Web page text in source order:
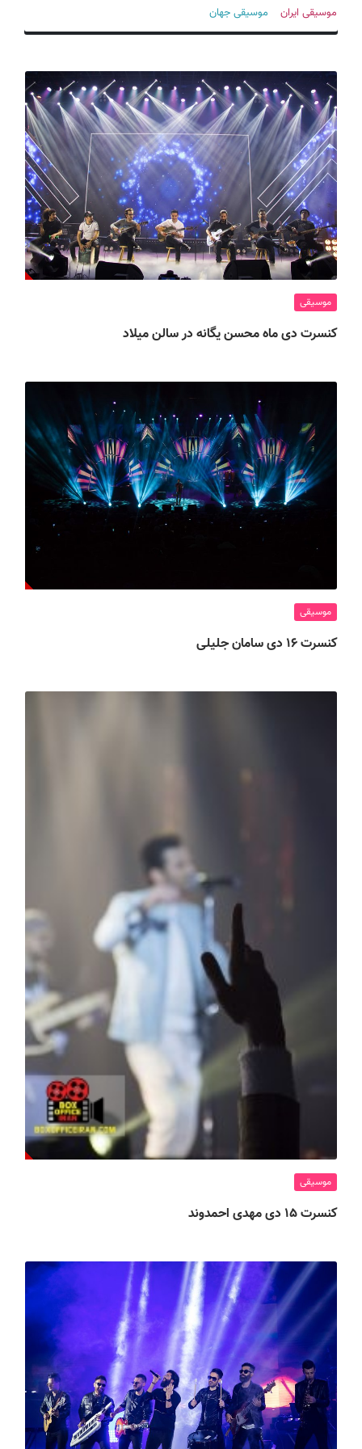
ف
ی
ی
ر
ا
ن
موسیقی ایران موسیقی جهان
موسیقی
کنسرت دی ماه محسن یگانه در سالن میلاد
موسیقی
کنسرت ۱۶ دی سامان جلیلی
موسیقی
کنسرت ۱۵ دی مهدی احمدوند